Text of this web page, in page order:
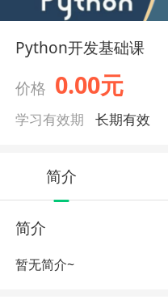
Python开发基础课
价格 0.00元
学习有效期 长期有效
简介
简介
暂无简介~